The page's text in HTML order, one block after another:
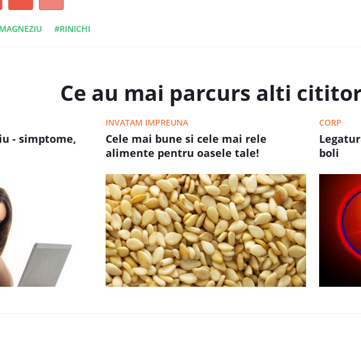
#RINICHI
Ce au mai parcurs alti
- simptome,
INVATAM IMPREUNA
Cele mai bune si cele mai rele
alimente pentru oasele tale!
CORP
boli